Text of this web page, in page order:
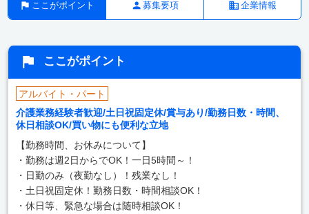
ここがポイント 募集要項 企業情報
ここがポイント
アルバイト・パート
介護業務経験者歓迎/土日祝固定休/賞与あり/勤務日数・時間、
休日相談OK/買い物にも便利な立地
【勤務時間、お休みについて】
・勤務は週2日からでOK！一日5時間～！
・日勤のみ（夜勤なし）！残業なし！
・土日祝固定休！勤務日数・時間相談OK！
・休日等、緊急な場合は随時相談OK！